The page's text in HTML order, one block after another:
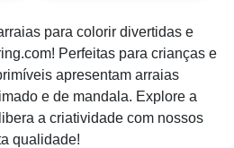
para colorir divertidas e
Perfeitas para crianças e
apresentam arraias
e de mandala. Explore a
a criatividade com nossos
qualidade!